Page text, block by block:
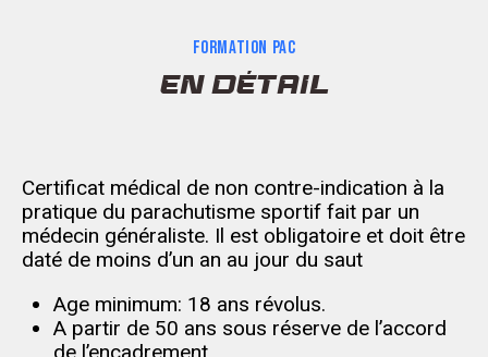
FORMATION PAC
EN DÉTAIL
Certificat médical de non contre-indication à la
pratique du parachutisme sportif fait par un
médecin généraliste. Il est obligatoire et doit être
daté de moins d’un an au jour du saut
Age minimum: 18 ans révolus.
A partir de 50 ans sous réserve de l’accord